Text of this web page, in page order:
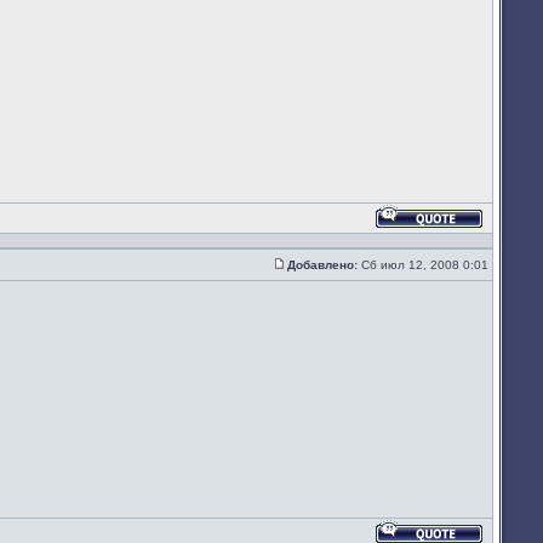
Ответить
с
цитатой
Сообщение
Добавлено: Сб июл 12, 2008 0:01